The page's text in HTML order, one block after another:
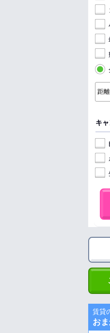
キ
賃貸
お